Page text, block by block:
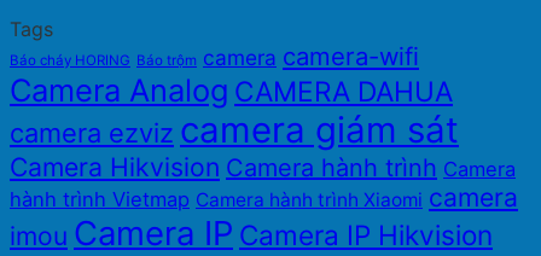
Tags
Báo cháy HORING Báo trộm camera camera-wifi
Camera Analog CAMERA DAHUA
camera ezviz camera giám sát
Camera Hikvision Camera hành trình Camera
hành trình Vietmap Camera hành trình Xiaomi camera
imou Camera IP Camera IP Hikvision